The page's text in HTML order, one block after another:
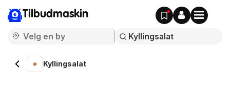
Tilbudmaskin
Kyllingsalat